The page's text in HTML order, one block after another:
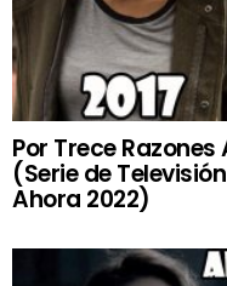
Por Trece
(Serie de
Ahora 2022)